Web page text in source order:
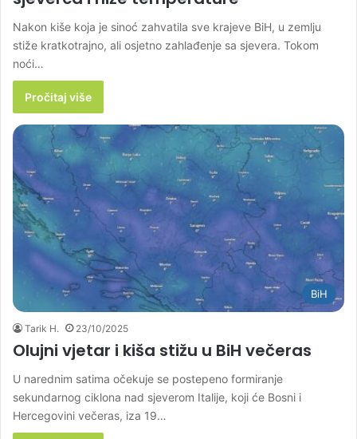
Nakon kiše koja je sinoć zahvatila sve krajeve BiH, u zemlju
stiže kratkotrajno, ali osjetno zahlađenje sa sjevera. Tokom
noći…
Pročitaj više
BiH
Tarik H. 23/10/2025
Olujni vjetar i kiša stižu u BiH večeras
U narednim satima očekuje se postepeno formiranje
sekundarnog ciklona nad sjeverom Italije, koji će Bosni i
Hercegovini večeras, iza 19…